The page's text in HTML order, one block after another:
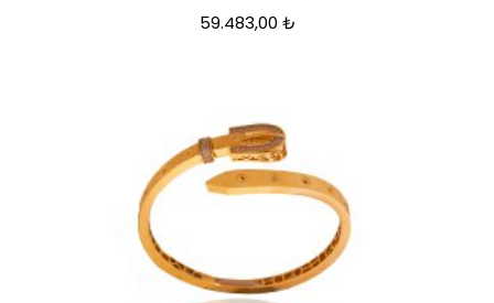
59.483,00 ₺